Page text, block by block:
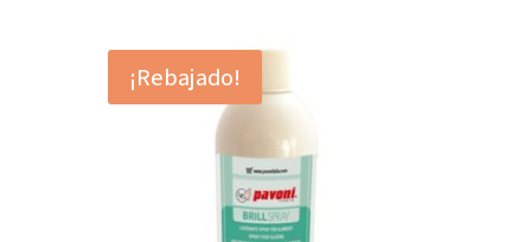
era:
89,05€.
es:
84,81€.
¡Rebajado!